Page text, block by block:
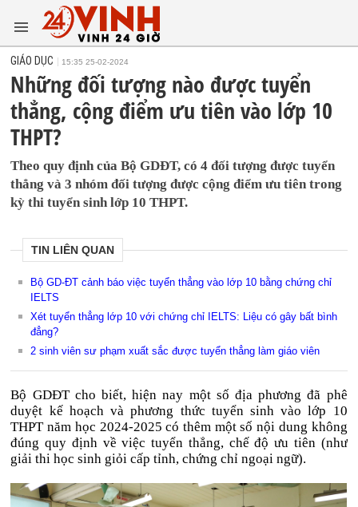
GIÁO DỤC 15:35 25-02-2024
Những đối tượng nào được tuyển
thẳng, cộng điểm ưu tiên vào lớp 10
THPT?
Theo quy định của Bộ GDĐT, có 4 đối tượng được tuyển
thẳng và 3 nhóm đối tượng được cộng điểm ưu tiên trong
kỳ thi tuyển sinh lớp 10 THPT.
TIN LIÊN QUAN
Bộ GD-ĐT cảnh báo việc tuyển thẳng vào lớp 10 bằng chứng chỉ
IELTS
Xét tuyển thẳng lớp 10 với chứng chỉ IELTS: Liệu có gây bất bình
đẳng?
2 sinh viên sư phạm xuất sắc được tuyển thẳng làm giáo viên
Bộ GDĐT cho biết, hiện nay một số địa phương đã phê
duyệt kế hoạch và phương thức tuyển sinh vào lớp 10
THPT năm học 2024-2025 có thêm một số nội dung không
đúng quy định về việc tuyển thẳng, chế độ ưu tiên (như
giải thi học sinh giỏi cấp tỉnh, chứng chỉ ngoại ngữ).